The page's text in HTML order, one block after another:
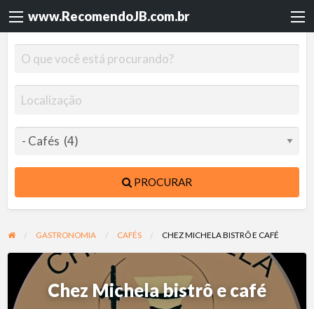
www.RecomendoJB.com.br
PROCURAR
GASTRONOMIA CAFÉS CHEZ MICHELA BISTRÔ E CAFÉ
Chez Michela bistrô e café